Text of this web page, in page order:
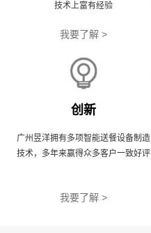
技术上富有经验
我要了解 >
创新
广州昱洋拥有多项智能送餐设备制造
技术，多年来赢得众多客户一致好评
我要了解 >